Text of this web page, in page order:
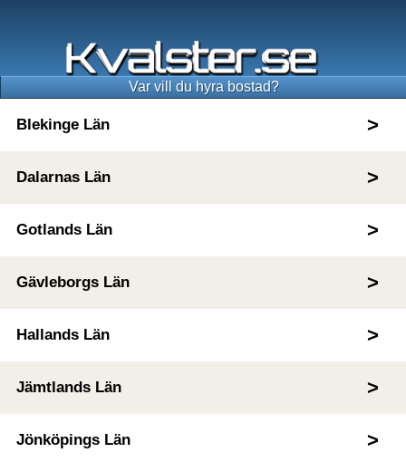
Var vill du hyra bostad?
Blekinge Län
Dalarnas Län
Gotlands Län
Gävleborgs Län
Hallands Län
Jämtlands Län
Jönköpings Län